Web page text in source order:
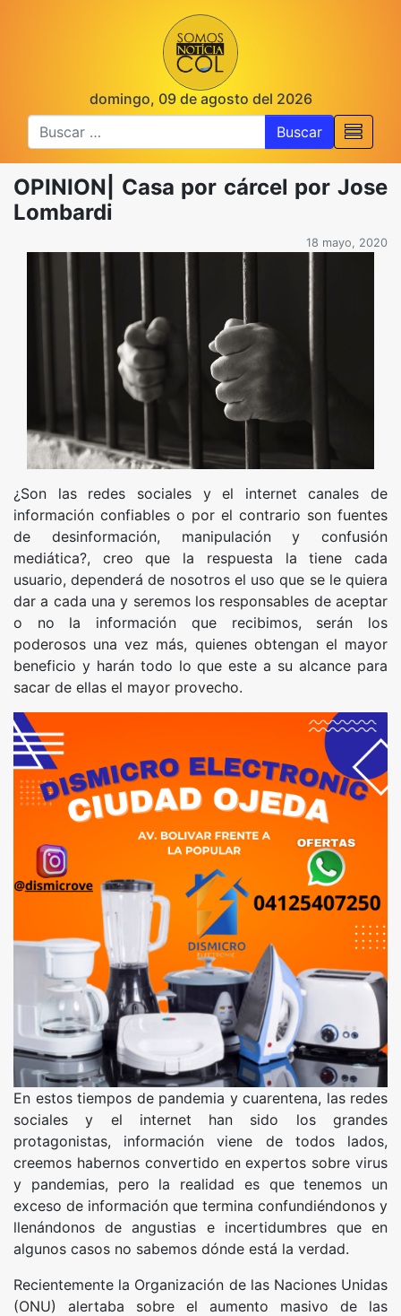
domingo, 09 de agosto del 2026
Buscar
OPINION| Casa por cárcel por Jose
Lombardi
18 mayo, 2020
¿Son las redes sociales y el internet canales de
información confiables o por el contrario son fuentes
de desinformación, manipulación y confusión
mediática?, creo que la respuesta la tiene cada
usuario, dependerá de nosotros el uso que se le quiera
dar a cada una y seremos los responsables de aceptar
o no la información que recibimos, serán los
poderosos una vez más, quienes obtengan el mayor
beneficio y harán todo lo que este a su alcance para
sacar de ellas el mayor provecho.
En estos tiempos de pandemia y cuarentena, las redes
sociales y el internet han sido los grandes
protagonistas, información viene de todos lados,
creemos habernos convertido en expertos sobre virus
y pandemias, pero la realidad es que tenemos un
exceso de información que termina confundiéndonos y
llenándonos de angustias e incertidumbres que en
algunos casos no sabemos dónde está la verdad.
Recientemente la Organización de las Naciones Unidas
(ONU) alertaba sobre el aumento masivo de las